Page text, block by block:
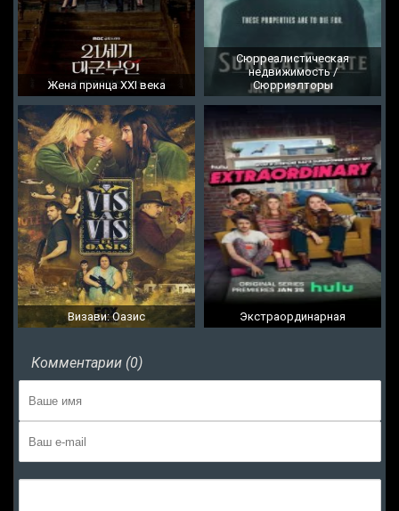
Жена принца XXI века
Сюрреалистическая
недвижимость /
Сюрриэлторы
Визави: Оазис Экстраординарная
Комментарии (0)